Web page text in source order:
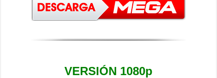
VERSIÓN 1080p